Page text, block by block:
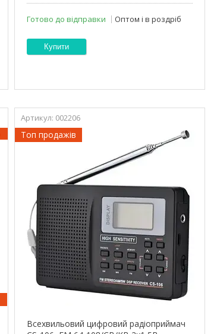
Готово до відправки Оптом і в роздріб
Купити
002206
Топ продажів
Всехвильовий цифровий радіоприймач